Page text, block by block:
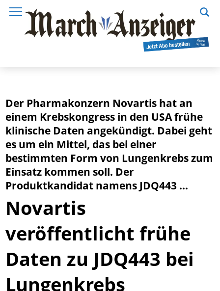
Der Pharmakonzern Novartis hat an
einem Krebskongress in den USA frühe
klinische Daten angekündigt. Dabei geht
es um ein Mittel, das bei einer
bestimmten Form von Lungenkrebs zum
Einsatz kommen soll. Der
Produktkandidat namens JDQ443 ...
Novartis
veröffentlicht frühe
Daten zu JDQ443 bei
Lungenkrebs